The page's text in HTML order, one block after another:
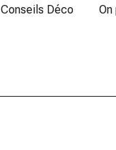
Conseils Déco On